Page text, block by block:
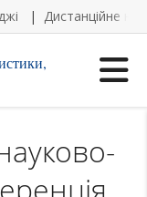
Дистанційне